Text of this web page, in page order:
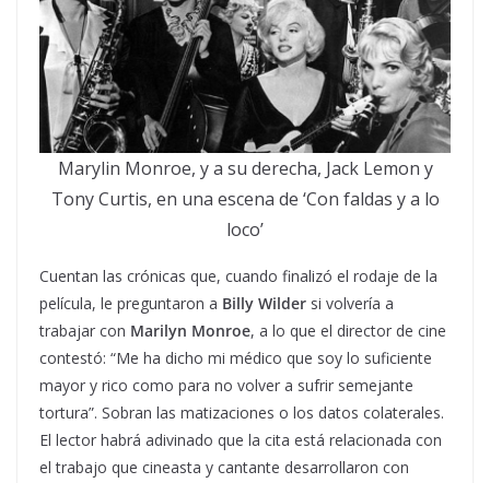
Marylin Monroe, y a su derecha, Jack Lemon y
Tony Curtis, en una escena de ‘Con faldas y a lo
loco’
Cuentan las crónicas que, cuando finalizó el rodaje de la
película, le preguntaron a Billy Wilder si volvería a
trabajar con Marilyn Monroe, a lo que el director de cine
contestó: “Me ha dicho mi médico que soy lo suficiente
mayor y rico como para no volver a sufrir semejante
tortura”. Sobran las matizaciones o los datos colaterales.
El lector habrá adivinado que la cita está relacionada con
el trabajo que cineasta y cantante desarrollaron con